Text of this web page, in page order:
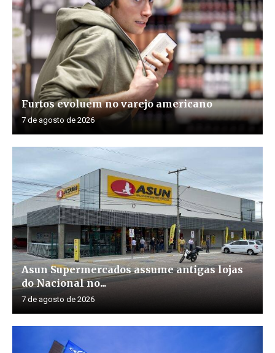
Furtos evoluem no varejo americano
7 de agosto de 2026
Asun Supermercados assume antigas lojas
do Nacional no...
7 de agosto de 2026